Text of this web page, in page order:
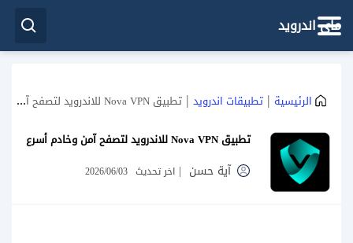
ماي اندرويد
الرئيسية | تطبيقات اندرويد | تطبيق Nova VPN للاندرويد لتصفح آمن وخادم أسرع
تطبيق Nova VPN للاندرويد لتصفح آمن وخادم أسرع
آية حسن | اخر تحديث 2026/06/03